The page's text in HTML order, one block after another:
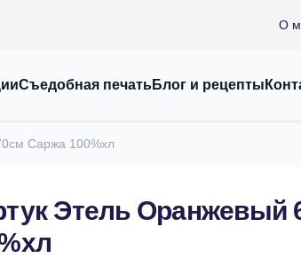
О
Съедобная печатьБлог и рецепты
Саржа 100%хл
Этель Оранжевый